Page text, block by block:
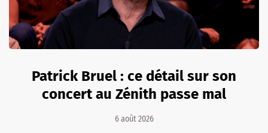
Patrick Bruel : ce détail sur son
concert au Zénith passe mal
6 août 2026